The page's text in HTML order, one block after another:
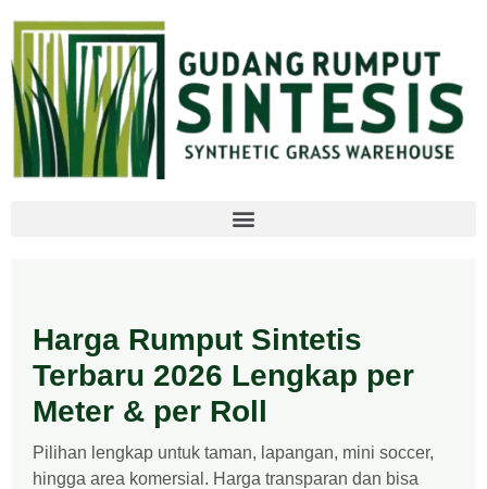
Harga Rumput Sintetis
Terbaru 2026 Lengkap per
Meter & per Roll
Pilihan lengkap untuk taman, lapangan, mini soccer,
hingga area komersial. Harga transparan dan bisa